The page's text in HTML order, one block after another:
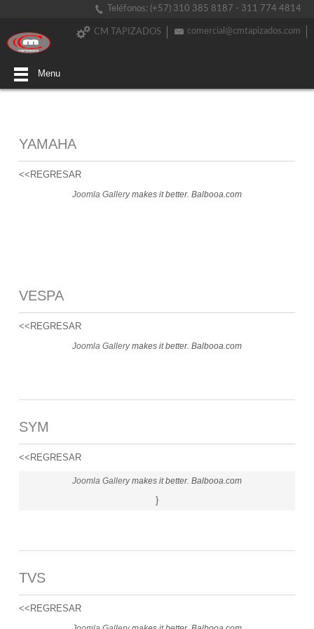
Teléfonos: (+57) 310 385 8187 - 311 774 4814
comercial@cmtapizados.com
CM TAPIZADOS
Menu
YAMAHA
<<REGRESAR
Joomla Gallerymakes it better. Balbooa.com
VESPA
<<REGRESAR
Joomla Gallerymakes it better. Balbooa.com
SYM
<<REGRESAR
Joomla Gallerymakes it better. Balbooa.com
}
TVS
<<REGRESAR